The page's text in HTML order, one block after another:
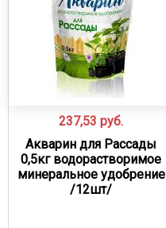
237,53 руб.
Акварин для Рассады
0,5кг водорастворимое
минеральное удобрение
/12шт/